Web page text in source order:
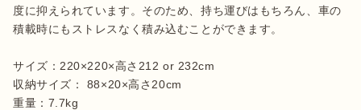
度に抑えられています。そのため、持ち運びはもちろん、車の
積載時にもストレスなく積み込むことができます。
サイズ：220×220×高さ212 or 232cm
収納サイズ： 88×20×高さ20cm